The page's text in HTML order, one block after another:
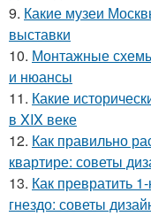
9. Какие музеи
выставки
10. Монтажные
и нюансы
11. Какие
в XIX веке
12. Как правильно
квартире: советы
13. Как превратить
гнездо: советы